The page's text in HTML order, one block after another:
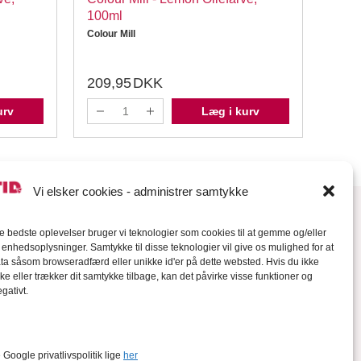
Vi elsker cookies - administrer samtykke
bedste oplevelser bruger vi teknologier som cookies til at gemme og/eller
Samtykke til disse teknologier vil give os mulighed for at
såsom browseradfærd eller unikke id'er på dette websted. Hvis du ikke
eller trækker dit samtykke tilbage, kan det påvirke visse funktioner og
privatlivspolitik lige her
100ml
Colour Mill
209,95DKK
Læg i kurv